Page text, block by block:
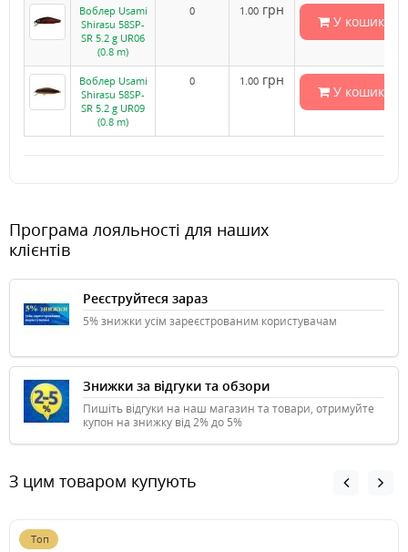
Воблер Usami
Shirasu 58SP-
SR 5.2 g UR06
(0.8 m)
0 1.00 грн
У кошик
Воблер Usami
Shirasu 58SP-
SR 5.2 g UR09
(0.8 m)
0 1.00 грн
У кошик
Програма лояльності для наших
клієнтів
Реєструйтеся зараз
5% знижки усім зареєстрованим користувачам
Знижки за відгуки та обзори
Пишіть відгуки на наш магазин та товари, отримуйте
купон на знижку від 2% до 5%
З цим товаром купують
Топ